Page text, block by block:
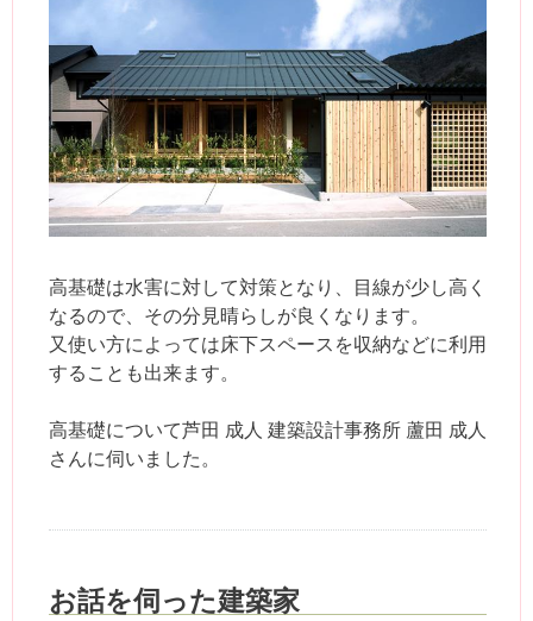
高基礎は水害に対して対策となり、目線が少し高く
なるので、その分見晴らしが良くなります。
又使い方によっては床下スペースを収納などに利用
することも出来ます。
高基礎について芦田 成人 建築設計事務所 蘆田 成人
さんに伺いました。
お話を伺った建築家